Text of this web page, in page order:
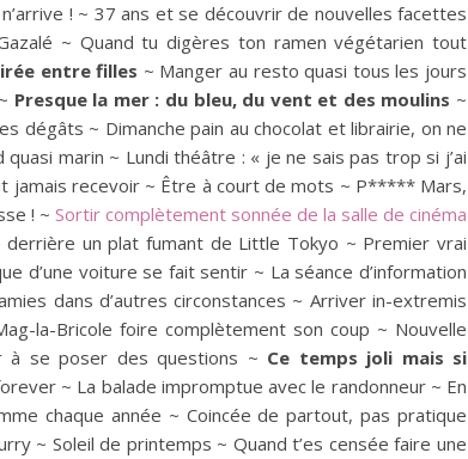
! ~ 37 ans et se découvrir de nouvelles facettes
~ Quand tu digères ton ramen végétarien tout
entre filles ~ Manger au resto quasi tous les jours
Presque la mer : du bleu, du vent et des moulins ~
dégâts ~ Dimanche pain au chocolat et librairie, on ne
marin ~ Lundi théâtre : « je ne sais pas trop si j’ai
jamais recevoir ~ Être à court de mots ~ P***** Mars,
! ~ Sortir complètement sonnée de la salle de cinéma
un plat fumant de Little Tokyo ~ Premier vrai
d’une voiture se fait sentir ~ La séance d’information
dans d’autres circonstances ~ Arriver in-extremis
la-Bricole foire complètement son coup ~ Nouvelle
à se poser des questions ~ Ce temps joli mais si
~ La balade impromptue avec le randonneur ~ En
chaque année ~ Coincée de partout, pas pratique
~ Soleil de printemps ~ Quand t’es censée faire une